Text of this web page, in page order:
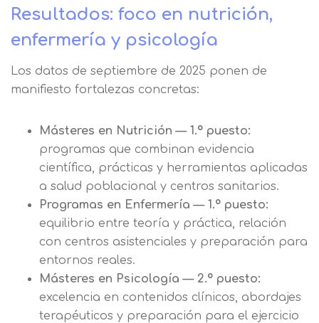
Resultados: foco en nutrición,
enfermería y psicología
Los datos de septiembre de 2025 ponen de
manifiesto fortalezas concretas:
Másteres en Nutrición — 1.º puesto:
programas que combinan evidencia
científica, prácticas y herramientas aplicadas
a salud poblacional y centros sanitarios.
Programas en Enfermería — 1.º puesto:
equilibrio entre teoría y práctica, relación
con centros asistenciales y preparación para
entornos reales.
Másteres en Psicología — 2.º puesto:
excelencia en contenidos clínicos, abordajes
terapéuticos y preparación para el ejercicio